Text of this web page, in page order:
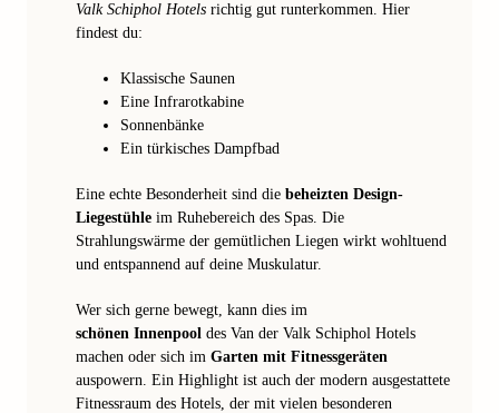
Valk Schiphol Hotels richtig gut runterkommen. Hier
findest du:
Klassische Saunen
Eine Infrarotkabine
Sonnenbänke
Ein türkisches Dampfbad
Eine echte Besonderheit sind die beheizten Design-
Liegestühle im Ruhebereich des Spas. Die
Strahlungswärme der gemütlichen Liegen wirkt wohltuend
und entspannend auf deine Muskulatur.
Wer sich gerne bewegt, kann dies im
schönen Innenpool des Van der Valk Schiphol Hotels
machen oder sich im Garten mit Fitnessgeräten
auspowern. Ein Highlight ist auch der modern ausgestattete
Fitnessraum des Hotels, der mit vielen besonderen